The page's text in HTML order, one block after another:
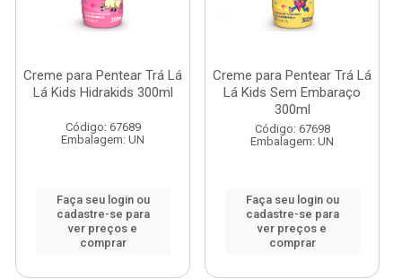
Creme para Pentear Trá Lá
Lá Kids Hidrakids 300ml
Código: 67689
Embalagem: UN
Faça seu login ou
cadastre-se para
ver preços e
comprar
Creme para Pentear Trá Lá
Lá Kids Sem Embaraço
300ml
Código: 67698
Embalagem: UN
Faça seu login ou
cadastre-se para
ver preços e
comprar